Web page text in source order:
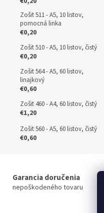
Zošit 511 - A5, 10 listov,
pomocná linka
€0,20
Zošit 510 - A5, 10 listov, čistý
€0,20
Zošit 564 - A5, 60 listov,
linajkový
€0,60
Zošit 460 - A4, 60 listov, čistý
€1,20
Zošit 560 - A5, 60 listov, čistý
€0,60
Garancia doručenia
nepoškodeného tovaru